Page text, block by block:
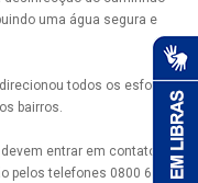
uma água segura e
todos os esforços
bairros.
entrar em contato
pelos telefones 0800 647